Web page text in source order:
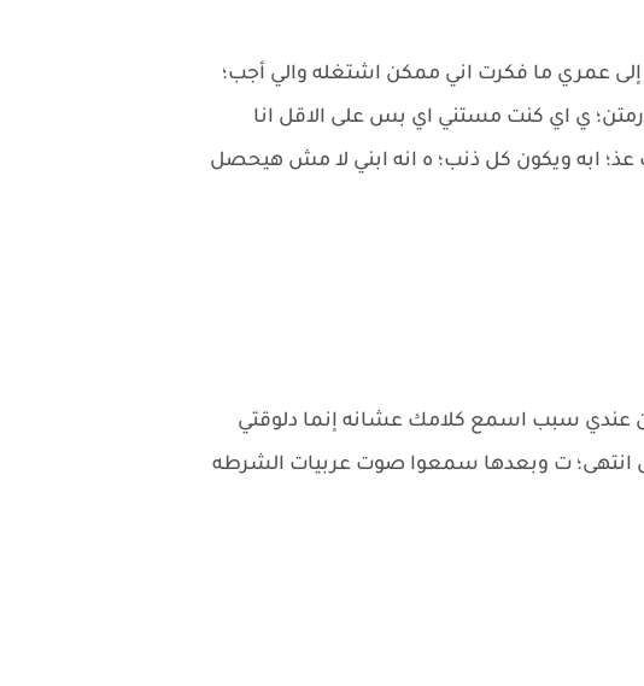
عمري ما فكرت اني ممكن اشتغله والي أجب؛
ي اي كنت مستني اي بس على الاقل انا
عذ؛ ابه ويكون كل ذنب؛ ه انه ابني لا مش هيحصل
عندي سبب اسمع كلامك عشانه إنما دلوقتي
انتهى؛ ت وبعدها سمعوا صوت عربيات الشرطه